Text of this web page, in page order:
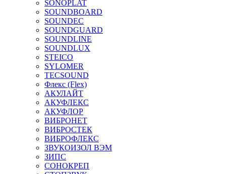
SONOPLAT
SOUNDBOARD
SOUNDEC
SOUNDGUARD
SOUNDLINE
SOUNDLUX
STEICO
SYLOMER
TECSOUND
Флекс (Flex)
АКУЛАЙТ
АКУФЛЕКС
АКУФЛОР
ВИБРОНЕТ
ВИБРОСТЕК
ВИБРОФЛЕКС
ЗВУКОИЗОЛ ВЭМ
ЗИПС
СОНОКРЕП